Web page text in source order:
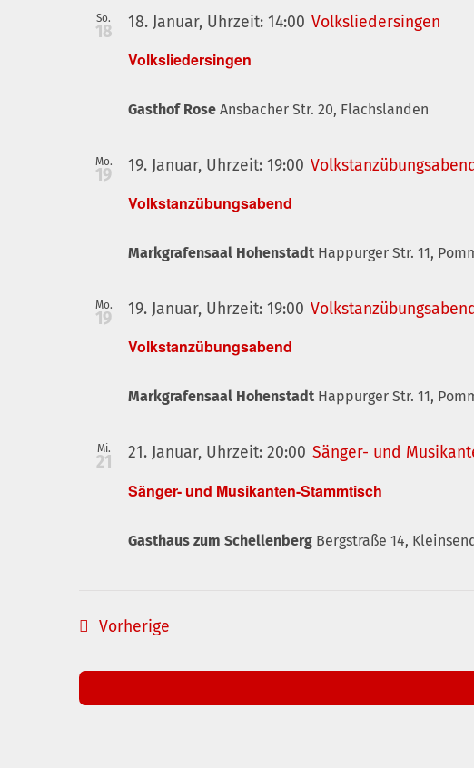
So.
18
Volksliedersingen
18. Januar, Uhrzeit: 14:00 Volksliedersingen
Gasthof Rose Ansbacher Str. 20, Flachslanden
Mo.
19
Volkstanzübungsabend
19. Januar, Uhrzeit: 19:00
Markgrafensaal Hohenstadt Happurger Str. 11,
Mo.
19
Volkstanzübungsabend
19. Januar, Uhrzeit: 19:00
Markgrafensaal Hohenstadt Happurger Str. 11,
Mi.
21
Sänger- und Musikanten-Stammtisch
21. Januar, Uhrzeit: 20:00 Sänger- und
Gasthaus zum Schellenberg Bergstraße 14,
VorherigeVeranstaltungen